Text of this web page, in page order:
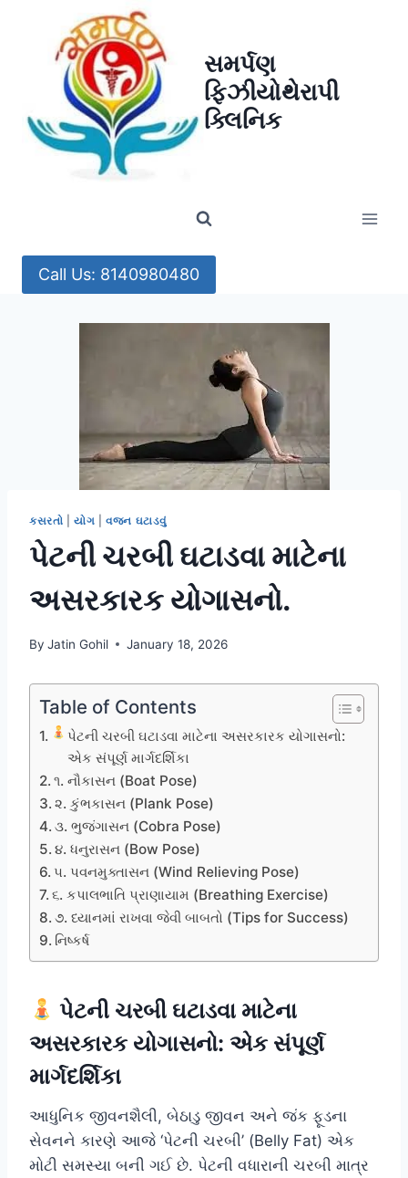
સમર્પણ
ફિઝીયોથેરાપી
ક્લિનિક
Call Us: 8140980480
કસરતો |યોગ |વજન ઘટાડવું
પેટની ચરબી ઘટાડવા માટેના
અસરકારક યોગાસનો.
By Jatin Gohil January 18, 2026
Table of Contents
પેટની ચરબી ઘટાડવા માટેના અસરકારક યોગાસનો:
એક સંપૂર્ણ માર્ગદર્શિકા
૧. નૌકાસન (Boat Pose)
૨. કુંભકાસન (Plank Pose)
૩. ભુજંગાસન (Cobra Pose)
૪. ધનુરાસન (Bow Pose)
૫. પવનમુક્તાસન (Wind Relieving Pose)
૬. કપાલભાતિ પ્રાણાયામ (Breathing Exercise)
૭. ધ્યાનમાં રાખવા જેવી બાબતો (Tips for Success)
નિષ્કર્ષ
પેટની ચરબી ઘટાડવા માટેના
અસરકારક યોગાસનો: એક સંપૂર્ણ
માર્ગદર્શિકા
આધુનિક જીવનશૈલી, બેઠાડુ જીવન અને જંક ફૂડના
સેવનને કારણે આજે ‘પેટની ચરબી’ (Belly Fat) એક
મોટી સમસ્યા બની ગઈ છે. પેટની વધારાની ચરબી માત્ર